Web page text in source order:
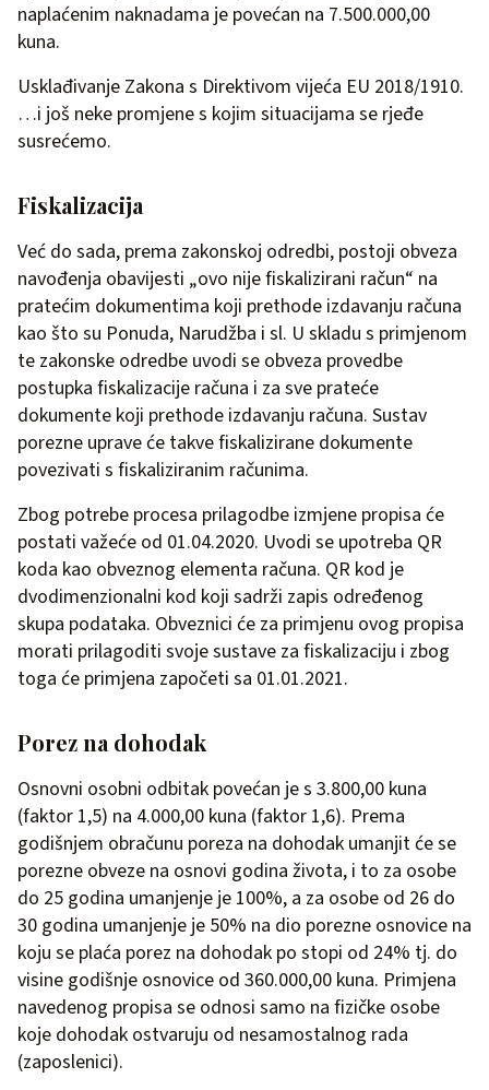
naplaćenim naknadama je povećan na 7.500.000,00
kuna.
Usklađivanje Zakona s Direktivom vijeća EU 2018/1910.
…i još neke promjene s kojim situacijama se rjeđe
susrećemo.
Fiskalizacija
Već do sada, prema zakonskoj odredbi, postoji obveza
navođenja obavijesti „ovo nije fiskalizirani račun“ na
pratećim dokumentima koji prethode izdavanju računa
kao što su Ponuda, Narudžba i sl. U skladu s primjenom
te zakonske odredbe uvodi se obveza provedbe
postupka fiskalizacije računa i za sve prateće
dokumente koji prethode izdavanju računa. Sustav
porezne uprave će takve fiskalizirane dokumente
povezivati s fiskaliziranim računima.
Zbog potrebe procesa prilagodbe izmjene propisa će
postati važeće od 01.04.2020. Uvodi se upotreba QR
koda kao obveznog elementa računa. QR kod je
dvodimenzionalni kod koji sadrži zapis određenog
skupa podataka. Obveznici će za primjenu ovog propisa
morati prilagoditi svoje sustave za fiskalizaciju i zbog
toga će primjena započeti sa 01.01.2021.
Porez na dohodak
Osnovni osobni odbitak povećan je s 3.800,00 kuna
(faktor 1,5) na 4.000,00 kuna (faktor 1,6). Prema
godišnjem obračunu poreza na dohodak umanjit će se
porezne obveze na osnovi godina života, i to za osobe
do 25 godina umanjenje je 100%, a za osobe od 26 do
30 godina umanjenje je 50% na dio porezne osnovice na
koju se plaća porez na dohodak po stopi od 24% tj. do
visine godišnje osnovice od 360.000,00 kuna. Primjena
navedenog propisa se odnosi samo na fizičke osobe
koje dohodak ostvaruju od nesamostalnog rada
(zaposlenici).